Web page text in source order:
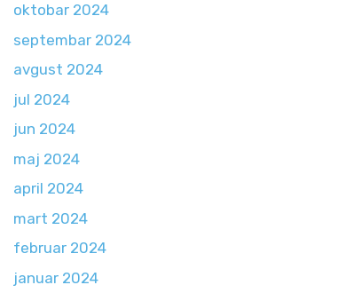
oktobar 2024
septembar 2024
avgust 2024
jul 2024
jun 2024
maj 2024
april 2024
mart 2024
februar 2024
januar 2024